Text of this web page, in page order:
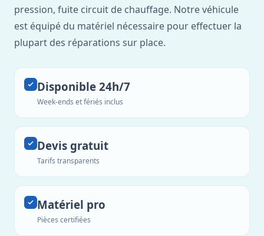
pression, fuite circuit de chauffage. Notre véhicule
est équipé du matériel nécessaire pour effectuer la
plupart des réparations sur place.
Disponible 24h/7
Week-ends et fériés inclus
Devis gratuit
Tarifs transparents
Matériel pro
Pièces certifiées